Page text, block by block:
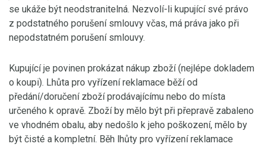
se ukáže být neodstranitelná. Nezvolí-li kupující své právo
z podstatného porušení smlouvy včas, má práva jako při
nepodstatném porušení smlouvy.
Kupující je povinen prokázat nákup zboží (nejlépe dokladem
o koupi). Lhůta pro vyřízení reklamace běží od
předání/doručení zboží prodávajícímu nebo do místa
určeného k opravě. Zboží by mělo být při přepravě zabaleno
ve vhodném obalu, aby nedošlo k jeho poškození, mělo by
být čisté a kompletní. Běh lhůty pro vyřízení reklamace